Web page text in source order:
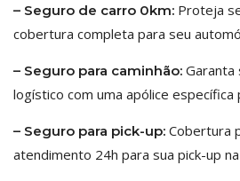
– Seguro de carro 0km: Proteja
cobertura completa para seu
– Seguro para caminhão: Garanta
logístico com uma apólice específica
– Seguro para pick-up: Cobertura
atendimento 24h para sua pick-up